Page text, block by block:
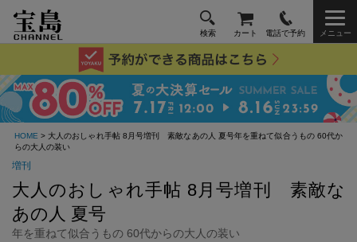
検索 カート 電話で予約 メニュー
HOME > 大人のおしゃれ手帖 8月号増刊 素敵なあの人 夏号年を重ねて似合うもの 60代か
らの大人の装い
増刊
大人のおしゃれ手帖 8月号増刊 素敵な
あの人 夏号
年を重ねて似合うもの 60代からの大人の装い